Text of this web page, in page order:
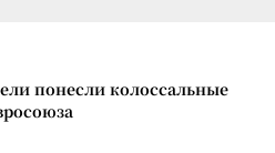
понесли колоссальные